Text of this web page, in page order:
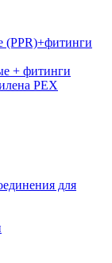
(PPR)+фитинги
+ фитинги
PEX
для